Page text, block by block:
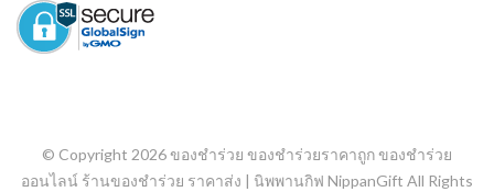
© Copyright 2026ของชำร่วย ของชำร่วยราคาถูก ของชำร่วย
ออนไลน์ ร้านของชำร่วย ราคาส่ง | นิพพานกิฟ NippanGift All Rights